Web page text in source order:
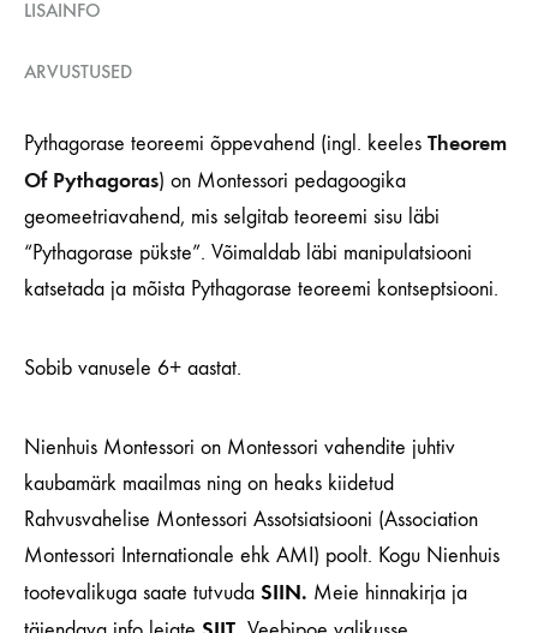
LISAINFO
ARVUSTUSED
Pythagorase teoreemi õppevahend (ingl. keeles Theorem
Of Pythagoras) on Montessori pedagoogika
geomeetriavahend, mis selgitab teoreemi sisu läbi
“Pythagorase pükste”. Võimaldab läbi manipulatsiooni
katsetada ja mõista Pythagorase teoreemi kontseptsiooni.
Sobib vanusele 6+ aastat.
Nienhuis Montessori on Montessori vahendite juhtiv
kaubamärk maailmas ning on heaks kiidetud
Rahvusvahelise Montessori Assotsiatsiooni (Association
Montessori Internationale ehk AMI) poolt. Kogu Nienhuis
tootevalikuga saate tutvuda SIIN. Meie hinnakirja ja